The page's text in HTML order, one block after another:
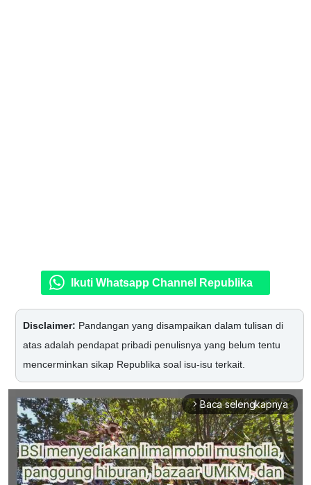
Ikuti Whatsapp Channel Republika
Disclaimer: Pandangan yang disampaikan dalam tulisan di
atas adalah pendapat pribadi penulisnya yang belum tentu
mencerminkan sikap Republika soal isu-isu terkait.
arrow_forward_ios Baca selengkapnya